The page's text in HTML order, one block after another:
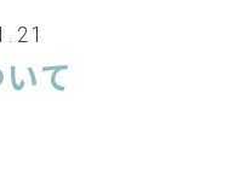
て